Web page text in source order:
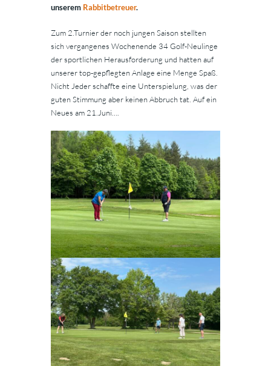
unserem Rabbitbetreuer.
Zum 2.Turnier der noch jungen Saison stellten
sich vergangenes Wochenende 34 Golf-Neulinge
der sportlichen Herausforderung und hatten auf
unserer top-gepflegten Anlage eine Menge Spaß.
Nicht Jeder schaffte eine Unterspielung, was der
guten Stimmung aber keinen Abbruch tat. Auf ein
Neues am 21.Juni….